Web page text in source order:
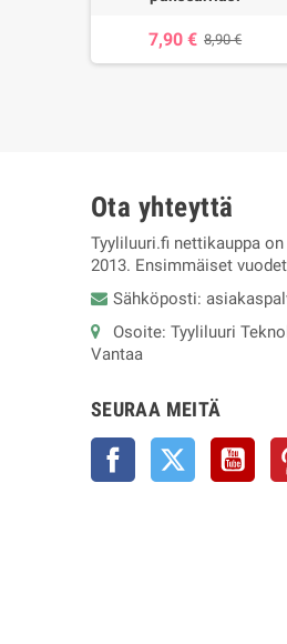
7,90 € 8,90 €
Ota yhteyttä
Tyyliluuri.fi nettikauppa
2013. Ensimmäiset vuodet
Sähköposti:
Osoite: Tyyliluuri
Vantaa
SEURAA MEITÄ
Facebook Twitter